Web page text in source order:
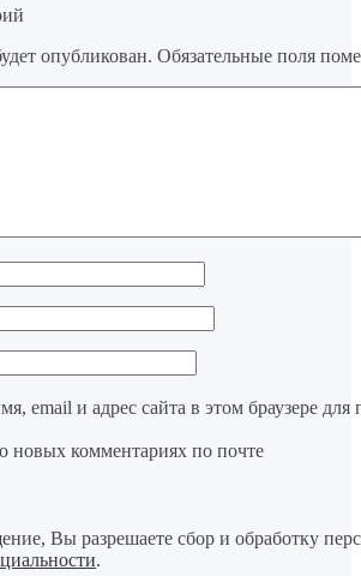
опубликован. Обязательные поля
email и адрес сайта в этом браузере
новых комментариях по почте
Вы разрешаете сбор и обработку
.